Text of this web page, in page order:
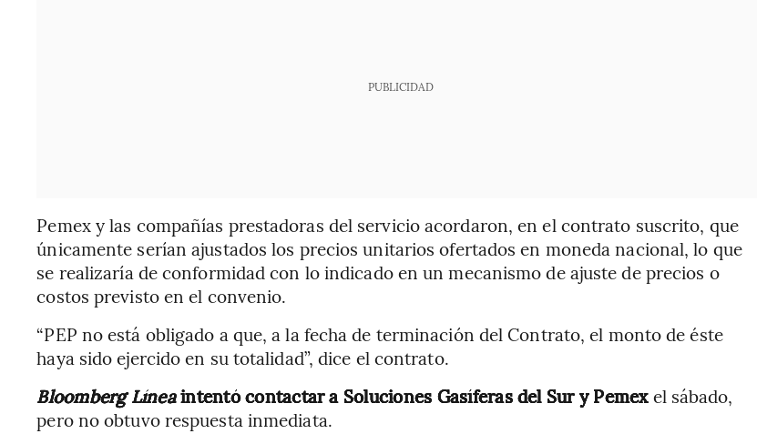
PUBLICIDAD
Pemex y las compañías prestadoras del servicio acordaron, en el contrato suscrito, que
únicamente serían ajustados los precios unitarios ofertados en moneda nacional, lo que
se realizaría de conformidad con lo indicado en un mecanismo de ajuste de precios o
costos previsto en el convenio.
“PEP no está obligado a que, a la fecha de terminación del Contrato, el monto de éste
haya sido ejercido en su totalidad”, dice el contrato.
Bloomberg Líneaintentó contactar a Soluciones Gasíferas del Sur y Pemexel sábado,
pero no obtuvo respuesta inmediata.